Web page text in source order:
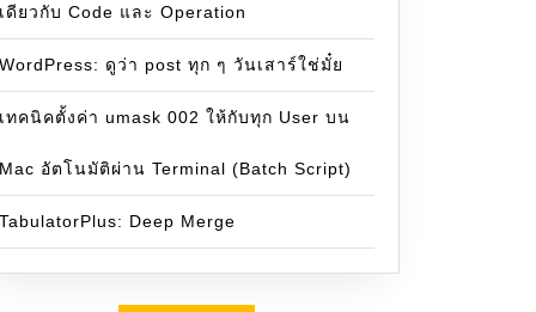
เดียวกับ Code และ Operation
WordPress: ดูว่า post ทุก ๆ วันเสาร์ใช่มั๋ย
เทคนิคตั้งค่า umask 002 ให้กับทุก User บน
Mac อัตโนมัติผ่าน Terminal (Batch Script)
TabulatorPlus: Deep Merge